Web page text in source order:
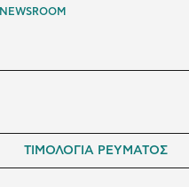
NEWSROOM
ΤΙΜΟΛΟΓΙΑ ΡΕΥΜΑΤΟΣ